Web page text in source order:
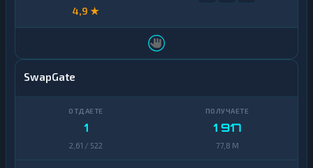
4,9 ★
SwapGate
1
2,61 / 522
1 917
77,8 M